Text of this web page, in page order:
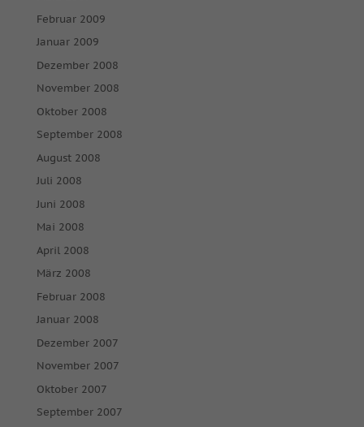
Februar 2009
Januar 2009
Dezember 2008
November 2008
Oktober 2008
September 2008
August 2008
Juli 2008
Juni 2008
Mai 2008
April 2008
März 2008
Februar 2008
Januar 2008
Dezember 2007
November 2007
Oktober 2007
September 2007